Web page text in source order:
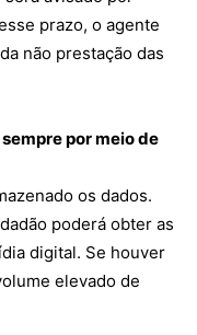
prazo, o agente
não prestação das
por meio de
os dados.
poderá obter as
digital. Se houver
elevado de